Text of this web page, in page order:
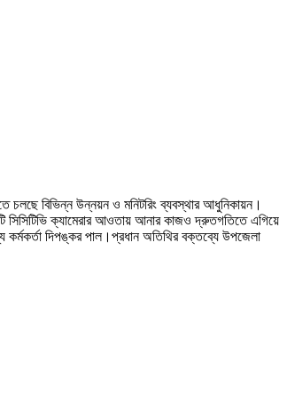
চলছে বিভিন্ন উন্নয়ন ও মনিটরিং ব্যবস্থার আধুনিকায়ন।
সিসিটিভি ক্যামেরার আওতায় আনার কাজও দ্রুতগতিতে এগিয়ে
দিপঙ্কর পাল।প্রধান অতিথির বক্তব্যে উপজেলা